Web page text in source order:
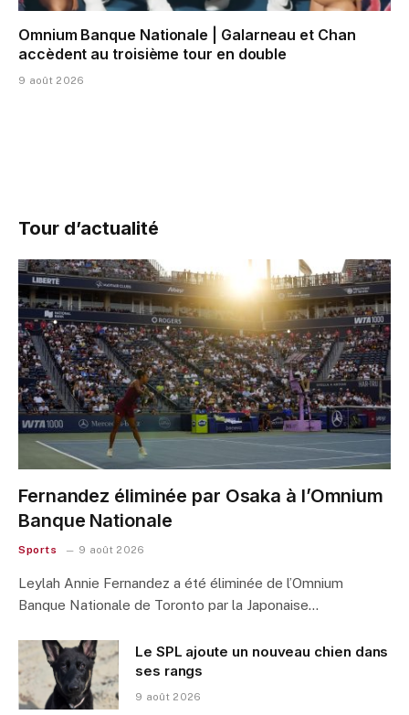
Omnium Banque Nationale | Galarneau et Chan
accèdent au troisième tour en double
9 août 2026
Tour d’actualité
Fernandez éliminée par Osaka à l’Omnium
Banque Nationale
Sports 9 août 2026
Leylah Annie Fernandez a été éliminée de l’Omnium
Banque Nationale de Toronto par la Japonaise…
Le SPL ajoute un nouveau chien dans
ses rangs
9 août 2026